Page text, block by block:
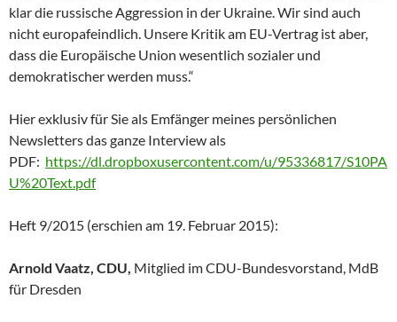
klar die russische Aggression in der Ukraine. Wir sind auch
nicht europafeindlich. Unsere Kritik am EU-Vertrag ist aber,
dass die Europäische Union wesentlich sozialer und
demokratischer werden muss.“
Hier exklusiv für Sie als Emfänger meines persönlichen
Newsletters das ganze Interview als
PDF: https://dl.dropboxusercontent.com/u/95336817/S10PA
U%20Text.pdf
Heft 9/2015 (erschien am 19. Februar 2015):
Arnold Vaatz, CDU, Mitglied im CDU-Bundesvorstand, MdB
für Dresden